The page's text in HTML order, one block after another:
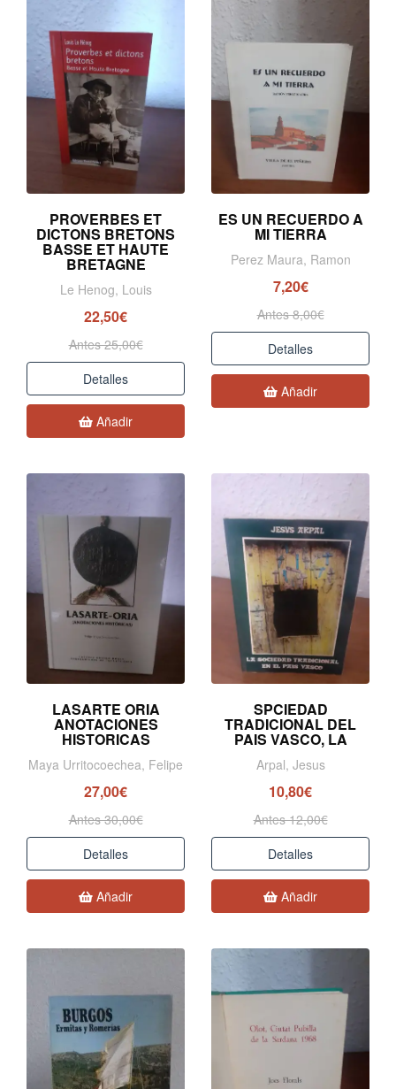
PROVERBES ET
DICTONS BRETONS
BASSE ET HAUTE
BRETAGNE
Le Henog, Louis
22,50€
Antes 25,00€
Detalles
Añadir
ES UN RECUERDO A
MI TIERRA
Perez Maura, Ramon
7,20€
Antes 8,00€
Detalles
Añadir
LASARTE ORIA
ANOTACIONES
HISTORICAS
Maya Urritocoechea, Felipe
27,00€
Antes 30,00€
Detalles
Añadir
SPCIEDAD
TRADICIONAL DEL
PAIS VASCO, LA
Arpal, Jesus
10,80€
Antes 12,00€
Detalles
Añadir